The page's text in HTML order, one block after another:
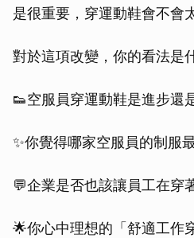
是很重要，穿運動鞋會不會
對於這項改變，你的看法是
👟空服員穿運動鞋是進步還
✨你覺得哪家空服員的制服
💬企業是否也該讓員工在穿
🌟你心中理想的「舒適工作